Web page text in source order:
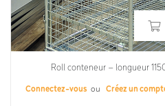
Roll conteneur – longueur
Connectez-vous ou Créez un